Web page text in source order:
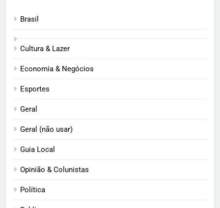
Brasil
Cultura & Lazer
Economia & Negócios
Esportes
Geral
Geral (não usar)
Guia Local
Opinião & Colunistas
Política